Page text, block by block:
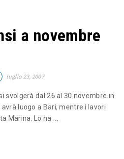
a novembre
luglio 23, 2007
svolgerà dal 26 al 30 novembre in
luogo a Bari, mentre i lavori
Marina. Lo ha ...